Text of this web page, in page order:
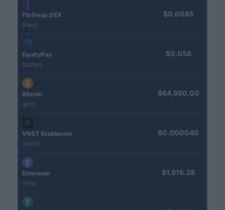
FibSwap DEX
(FIBO)
$0.0085
EquityPay
(EQPAY)
$0.056
Bitcoin
(BTC)
$64,950.00
VNST Stablecoin
(VNST)
$0.000040
Ethereum
(ETH)
$1,916.38